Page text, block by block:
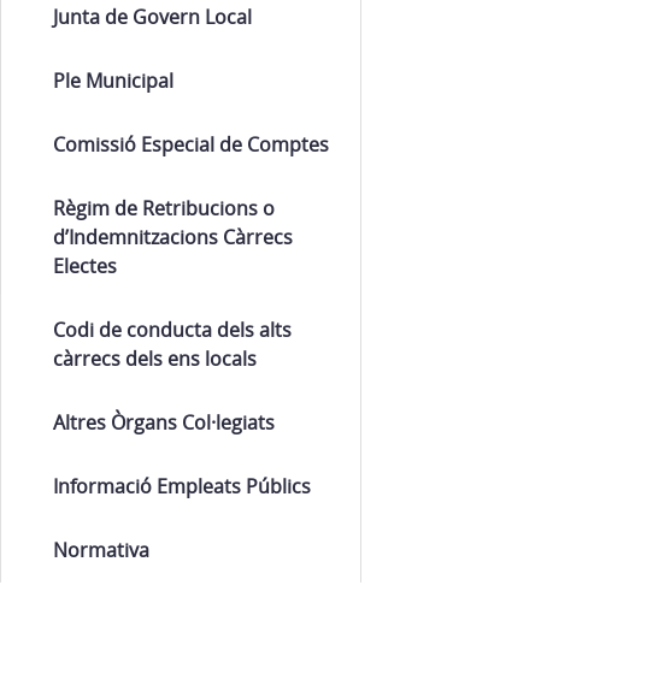
Junta de Govern Local
Ple Municipal
Comissió Especial de Comptes
Règim de Retribucions o
d’Indemnitzacions Càrrecs
Electes
Codi de conducta dels alts
càrrecs dels ens locals
Altres Òrgans Col·legiats
Informació Empleats Públics
Normativa